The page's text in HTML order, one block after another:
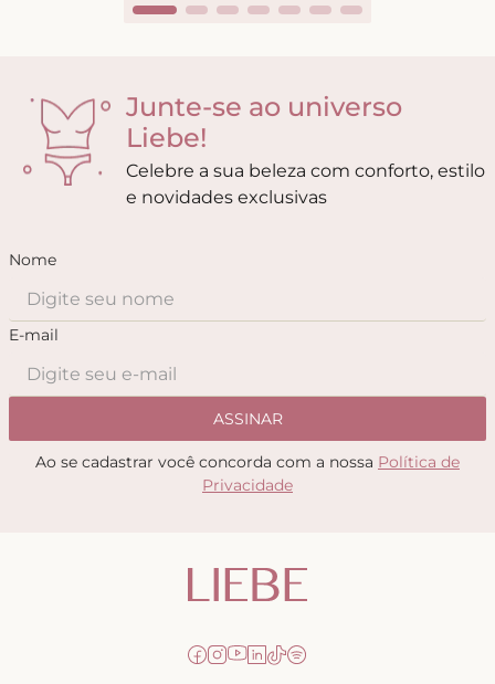
Junte-se ao universo
Liebe!
Celebre a sua beleza com conforto, estilo
e novidades exclusivas
Nome
E-mail
ASSINAR
Ao se cadastrar você concorda com a nossa Política de
Privacidade